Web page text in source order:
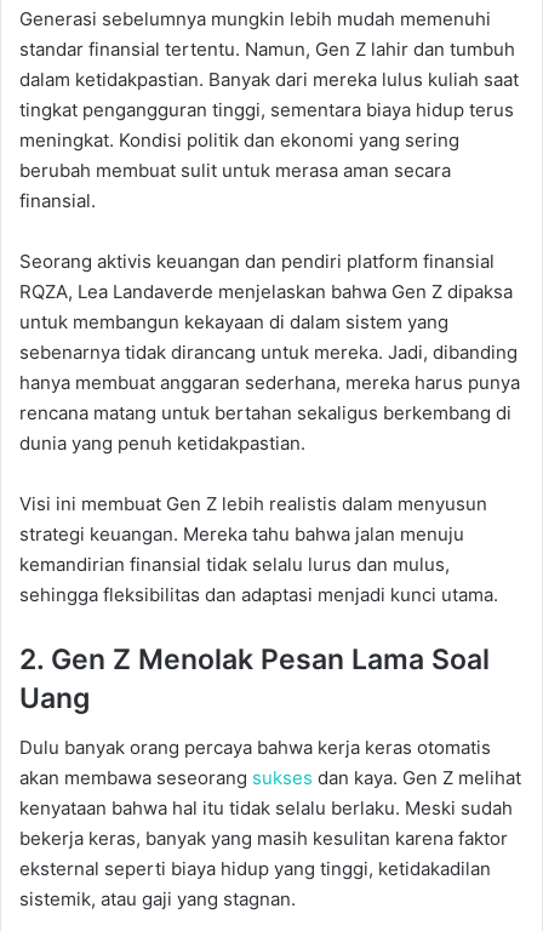
Generasi sebelumnya mungkin lebih mudah memenuhi
standar finansial tertentu. Namun, Gen Z lahir dan tumbuh
dalam ketidakpastian. Banyak dari mereka lulus kuliah saat
tingkat pengangguran tinggi, sementara biaya hidup terus
meningkat. Kondisi politik dan ekonomi yang sering
berubah membuat sulit untuk merasa aman secara
finansial.
Seorang aktivis keuangan dan pendiri platform finansial
RQZA, Lea Landaverde menjelaskan bahwa Gen Z dipaksa
untuk membangun kekayaan di dalam sistem yang
sebenarnya tidak dirancang untuk mereka. Jadi, dibanding
hanya membuat anggaran sederhana, mereka harus punya
rencana matang untuk bertahan sekaligus berkembang di
dunia yang penuh ketidakpastian.
Visi ini membuat Gen Z lebih realistis dalam menyusun
strategi keuangan. Mereka tahu bahwa jalan menuju
kemandirian finansial tidak selalu lurus dan mulus,
sehingga fleksibilitas dan adaptasi menjadi kunci utama.
2. Gen Z Menolak Pesan Lama Soal
Uang
Dulu banyak orang percaya bahwa kerja keras otomatis
akan membawa seseorang sukses dan kaya. Gen Z melihat
kenyataan bahwa hal itu tidak selalu berlaku. Meski sudah
bekerja keras, banyak yang masih kesulitan karena faktor
eksternal seperti biaya hidup yang tinggi, ketidakadilan
sistemik, atau gaji yang stagnan.